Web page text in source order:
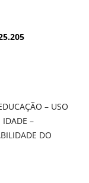
– USO
IDADE –
DO